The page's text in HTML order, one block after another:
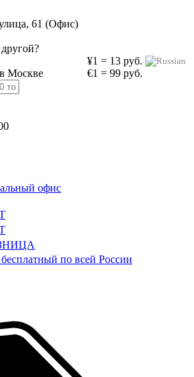
61 (Офис)
¥1 = 13 руб.
€1 = 99 руб.
Москве
офис
по всей России